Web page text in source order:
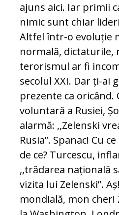
ajuns aici. Iar primii
nimic sunt chiar
Altfel într-o evoluție
normală, dictaturile,
terorismul ar fi
secolul XXI. Dar ți-ai
prezente ca oricând.
voluntară a Rusiei,
alarmă: ,,Zelenski
Rusia”. Spanac! Cu
de ce? Turcescu,
,,trădarea națională
vizita lui Zelenski”.
mondială, mon cher!